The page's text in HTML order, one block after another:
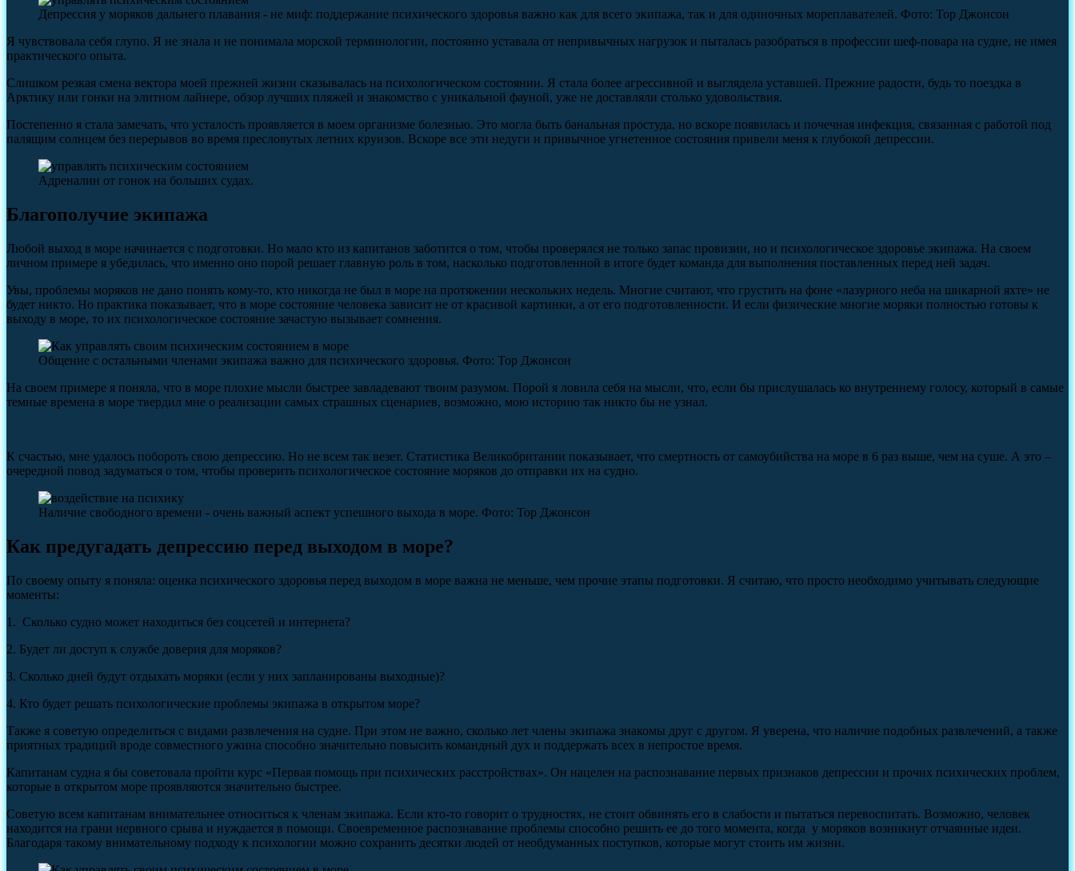
Депрессия у моряков дальнего плавания - не миф: поддержание психического здоровья важно как для всего экипажа, так и для одиночных мореплавателей. Фото: Тор Джонсон
Я чувствовала себя глупо. Я не знала и не понимала морской терминологии, постоянно уставала от непривычных нагрузок и пыталась разобраться в профессии шеф-повара на судне, не имея
практического опыта.
Слишком резкая смена вектора моей прежней жизни сказывалась на психологическом состоянии. Я стала более агрессивной и выглядела уставшей. Прежние радости, будь то поездка в
Арктику или гонки на элитном лайнере, обзор лучших пляжей и знакомство с уникальной фауной, уже не доставляли столько удовольствия.
Постепенно я стала замечать, что усталость проявляется в моем организме болезнью. Это могла быть банальная простуда, но вскоре появилась и почечная инфекция, связанная с работой под
палящим солнцем без перерывов во время пресловутых летних круизов. Вскоре все эти недуги и привычное угнетенное состояния привели меня к глубокой депрессии.
Адреналин от гонок на больших судах.
Благополучие экипажа
Любой выход в море начинается с подготовки. Но мало кто из капитанов заботится о том, чтобы проверялся не только запас провизии, но и психологическое здоровье экипажа. На своем
личном примере я убедилась, что именно оно порой решает главную роль в том, насколько подготовленной в итоге будет команда для выполнения поставленных перед ней задач.
Увы, проблемы моряков не дано понять кому-то, кто никогда не был в море на протяжении нескольких недель. Многие считают, что грустить на фоне «лазурного неба на шикарной яхте» не
будет никто. Но практика показывает, что в море состояние человека зависит не от красивой картинки, а от его подготовленности. И если физические многие моряки полностью готовы к
выходу в море, то их психологическое состояние зачастую вызывает сомнения.
Общение с остальными членами экипажа важно для психического здоровья. Фото: Тор Джонсон
На своем примере я поняла, что в море плохие мысли быстрее завладевают твоим разумом. Порой я ловила себя на мысли, что, если бы прислушалась ко внутреннему голосу, который в самые
темные времена в море твердил мне о реализации самых страшных сценариев, возможно, мою историю так никто бы не узнал.
К счастью, мне удалось побороть свою депрессию. Но не всем так везет. Статистика Великобритании показывает, что смертность от самоубийства на море в 6 раз выше, чем на суше. А это –
очередной повод задуматься о том, чтобы проверить психологическое состояние моряков до отправки их на судно.
Наличие свободного времени - очень важный аспект успешного выхода в море. Фото: Тор Джонсон
Как предугадать депрессию перед выходом в море?
По своему опыту я поняла: оценка психического здоровья перед выходом в море важна не меньше, чем прочие этапы подготовки. Я считаю, что просто необходимо учитывать следующие
моменты:
1. Сколько судно может находиться без соцсетей и интернета?
2. Будет ли доступ к службе доверия для моряков?
3. Сколько дней будут отдыхать моряки (если у них запланированы выходные)?
4. Кто будет решать психологические проблемы экипажа в открытом море?
Также я советую определиться с видами развлечения на судне. При этом не важно, сколько лет члены экипажа знакомы друг с другом. Я уверена, что наличие подобных развлечений, а также
приятных традиций вроде совместного ужина способно значительно повысить командный дух и поддержать всех в непростое время.
Капитанам судна я бы советовала пройти курс «Первая помощь при психических расстройствах». Он нацелен на распознавание первых признаков депрессии и прочих психических проблем,
которые в открытом море проявляются значительно быстрее.
Советую всем капитанам внимательнее относиться к членам экипажа. Если кто-то говорит о трудностях, не стоит обвинять его в слабости и пытаться перевоспитать. Возможно, человек
находится на грани нервного срыва и нуждается в помощи. Своевременное распознавание проблемы способно решить ее до того момента, когда у моряков возникнут отчаянные идеи.
Благодаря такому внимательному подходу к психологии можно сохранить десятки людей от необдуманных поступков, которые могут стоить им жизни.